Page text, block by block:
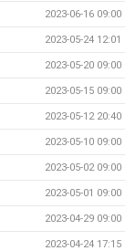
2023-06-16 09:00
2023-05-24 12:01
2023-05-20 09:00
2023-05-15 09:00
2023-05-12 20:40
2023-05-10 09:00
2023-05-02 09:00
2023-05-01 09:00
2023-04-29 09:00
2023-04-24 17:15